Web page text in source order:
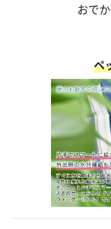
おで
ペ